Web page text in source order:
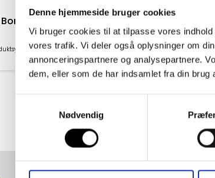
Denne hjemmeside bruger cookies
Vi bruger cookies til at tilpasse vores
vores trafik. Vi deler også oplysninger om
annonceringspartnere og analysepartnere.
dem, eller som de har indsamlet fra din brug
Nødvendig
Bomme
10682 Produktsymbol